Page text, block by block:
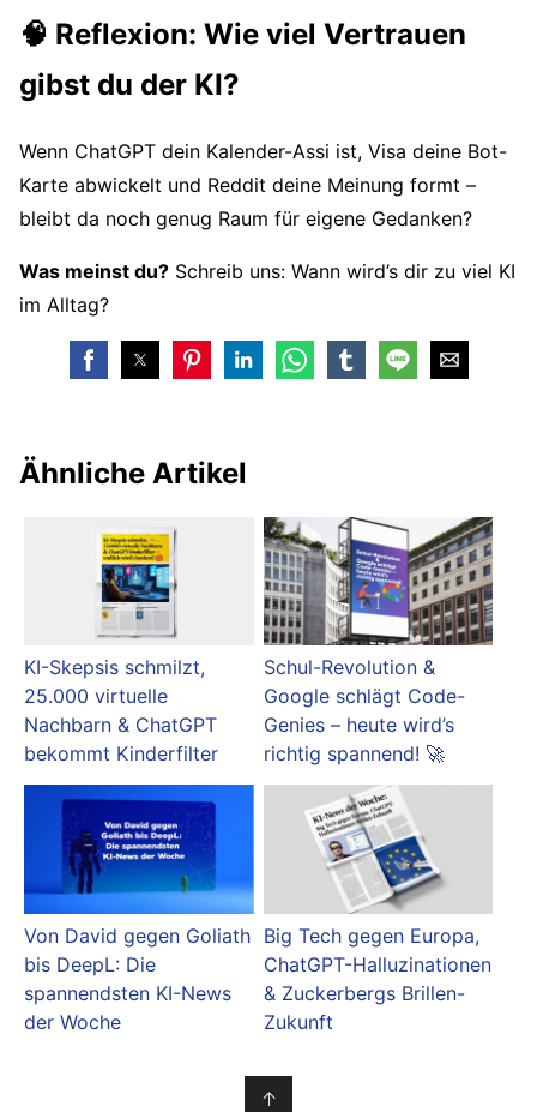
🧠 Reflexion: Wie viel Vertrauen
gibst du der KI?
Wenn ChatGPT dein Kalender-Assi ist, Visa deine Bot-
Karte abwickelt und Reddit deine Meinung formt –
bleibt da noch genug Raum für eigene Gedanken?
Was meinst du? Schreib uns: Wann wird’s dir zu viel KI
im Alltag?
Ähnliche Artikel
KI-Skepsis schmilzt,
25.000 virtuelle
Nachbarn & ChatGPT
bekommt Kinderfilter
Schul-Revolution &
Google schlägt Code-
Genies – heute wird’s
richtig spannend! 🚀
Von David gegen Goliath
bis DeepL: Die
spannendsten KI-News
der Woche
Big Tech gegen Europa,
ChatGPT-Halluzinationen
& Zuckerbergs Brillen-
Zukunft
↑